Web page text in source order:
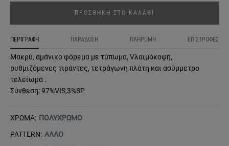
ΠΡΟΣΘΗΚΗ ΣΤΟ ΚΑΛΑΘΙ
ΠΕΡΙΓΡΑΦΗ ΠΑΡΑΔΟΣΗ ΠΛΗΡΩΜΗ ΕΠΙΣΤΡΟΦΕΣ
Μακρύ, αμάνικο φόρεμα με τύπωμα, Vλαιμόκοψη,
ρυθμιζόμενες τιράντες, τετράγωνη πλάτη και ασύμμετρο
τελείωμα .
Σύνθεση: 97%VIS,3%SP
ΧΡΩΜΑ: ΠΟΛΥΧΡΩΜΟ
PATTERN: ΑΛΛΟ